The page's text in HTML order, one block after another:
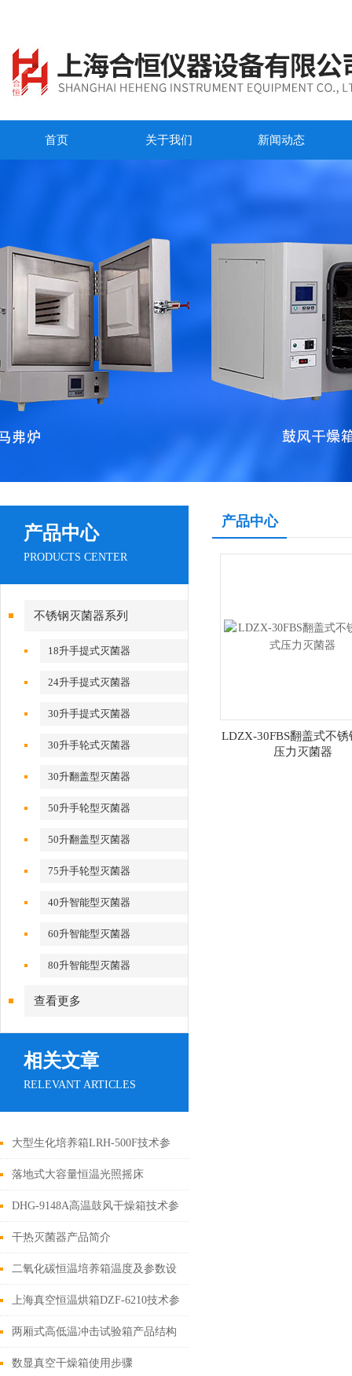
首页 关于我们 新闻动态
产品中心
PRODUCTS CENTER
不锈钢灭菌器系列
18升手提式灭菌器
24升手提式灭菌器
30升手提式灭菌器
30升手轮式灭菌器
30升翻盖型灭菌器
50升手轮型灭菌器
50升翻盖型灭菌器
75升手轮型灭菌器
40升智能型灭菌器
60升智能型灭菌器
80升智能型灭菌器
查看更多
相关文章
RELEVANT ARTICLES
大型生化培养箱LRH-500F技术参
数
落地式大容量恒温光照摇床
DHG-9148A高温鼓风干燥箱技术参
数及产品介绍
干热灭菌器产品简介
二氧化碳恒温培养箱温度及参数设
定
上海真空恒温烘箱DZF-6210技术参
数
两厢式高低温冲击试验箱产品结构
数显真空干燥箱使用步骤
产品中心
LDZX-30FBS翻盖式不锈
压力灭菌器